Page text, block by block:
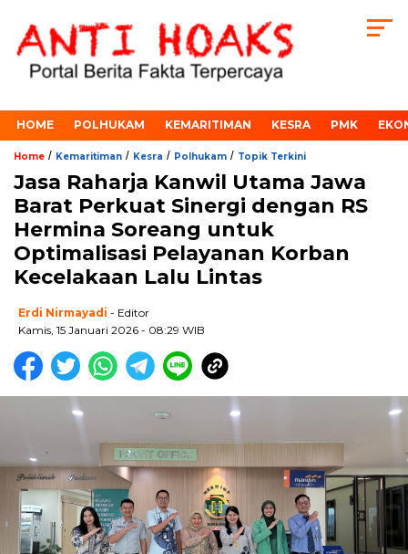
HOME POLHUKAM KEMARITIMAN KESRA PMK
Home / Kemaritiman / Kesra / Polhukam / Topik Terkini
Jasa Raharja Kanwil Utama Jawa
Barat Perkuat Sinergi dengan RS
Hermina Soreang untuk
Optimalisasi Pelayanan Korban
Kecelakaan Lalu Lintas
Erdi Nirmayadi - Editor
Kamis, 15 Januari 2026 - 08:29 WIB